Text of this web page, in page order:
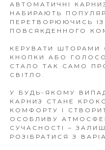
АВТОМАТИЧНІ
НАБИРАЮТЬ
ПЕРЕТВОРЮЮЧИСЬ
ПОВСЯКДЕННОГО
КЕРУВАТИ ШТОРАМИ
КНОПКИ АБО
СТАЛО ТАК САМО
СВІТЛО.
У БУДЬ-ЯКОМУ
КАРНИЗ СТАНЕ
КОМФОРТУ І
ОСОБЛИВУ
СУЧАСНОСТІ –
РОЗІБРАТИСЯ З